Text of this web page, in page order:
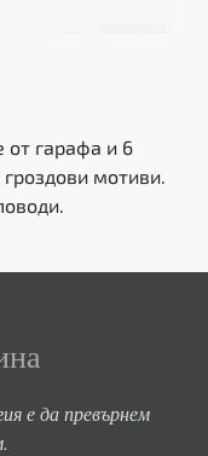
от гарафа и 6
мотиви.
е да превърнем